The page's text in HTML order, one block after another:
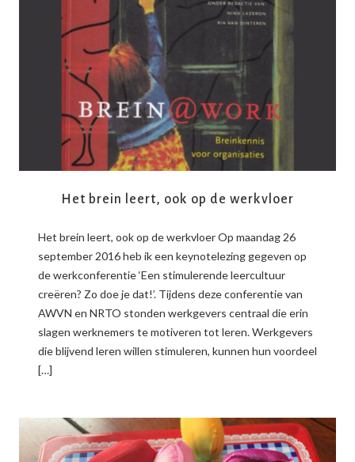
READ MORE
Het brein leert, ook op de werkvloer
Het brein leert, ook op de werkvloer Op maandag 26
september 2016 heb ik een keynotelezing gegeven op
de werkconferentie ‘Een stimulerende leercultuur
creëren? Zo doe je dat!’. Tijdens deze conferentie van
AWVN en NRTO stonden werkgevers centraal die erin
slagen werknemers te motiveren tot leren. Werkgevers
die blijvend leren willen stimuleren, kunnen hun voordeel
[…]